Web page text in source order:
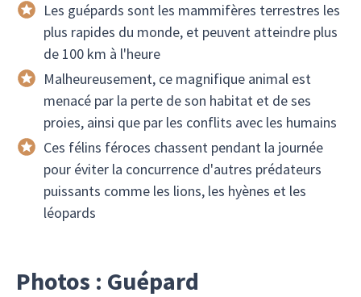
Les guépards sont les mammifères terrestres les
plus rapides du monde, et peuvent atteindre plus
de 100 km à l'heure
Malheureusement, ce magnifique animal est
menacé par la perte de son habitat et de ses
proies, ainsi que par les conflits avec les humains
Ces félins féroces chassent pendant la journée
pour éviter la concurrence d'autres prédateurs
puissants comme les lions, les hyènes et les
léopards
Photos : Guépard